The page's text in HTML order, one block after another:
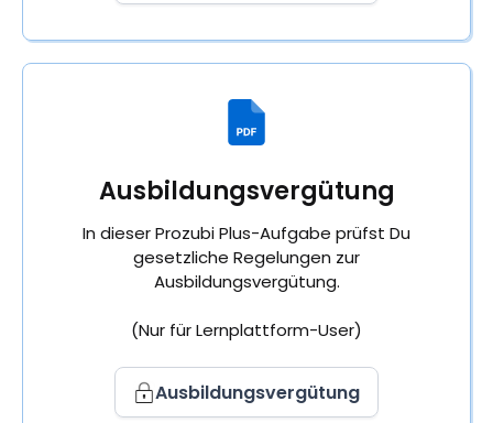
Ausbildungsvergütung
In dieser Prozubi Plus-Aufgabe prüfst Du
gesetzliche Regelungen zur
Ausbildungsvergütung.
(Nur für Lernplattform-User)
Ausbildungsvergütung